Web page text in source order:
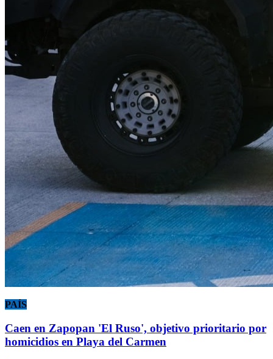
PAÍS
Caen en Zapopan 'El Ruso', objetivo prioritario por
homicidios en Playa del Carmen